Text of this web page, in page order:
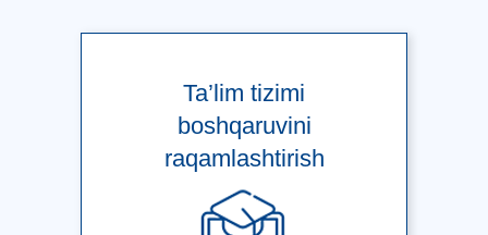
Ta’lim tizimi
boshqaruvini
raqamlashtirish